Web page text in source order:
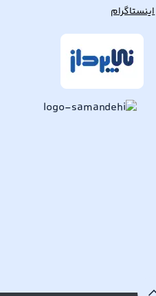
اینستاگرام